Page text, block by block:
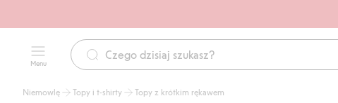
Menu
Niemowlę Topy i t-shirty Topy z krótkim rękawem